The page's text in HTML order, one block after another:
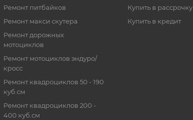
Ремонт питбайков
Ремонт макси скутера
Ремонт дорожных
мотоциклов
Ремонт мотоциклов эндуро/
кросс
Ремонт квадроциклов 50 - 190
куб.см
Ремонт квадроциклов 200 -
400 куб.см
Купить в рассрочку
Купить в кредит